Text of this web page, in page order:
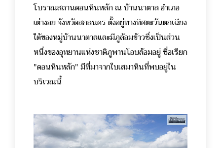
โบราณสถานดอนหินหลัก ณ บ้านนาตาล อำเภอ
เต่างอย จังหวัดสกลนคร ตั้งอยู่ทางทิศตะวันตกเฉียง
ใต้ของหมู่บ้านนาตาลและมีภูล้อมข้าวซึ่งเป็นส่วน
หนึ่งของอุทยานแห่งชาติภูพานโอบล้อมอยู่ ชื่อเรียก
"ดอนหินหลัก" มีที่มาจากใบเสมาหินที่พบอยู่ใน
บริเวณนี้